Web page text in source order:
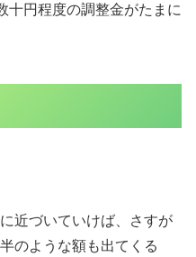
十円程度の調整金がたまに
近づいていけば、さすが
のような額も出てくる